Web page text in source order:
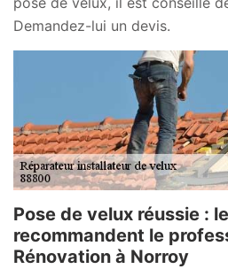
Demandez-lui un devis.
Pose de velux réussie :
recommandent le
Rénovation à Norroy